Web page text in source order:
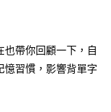
帶你回顧一下，自
憶習慣，影響背單字